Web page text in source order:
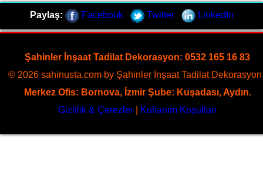
Dekorasyon, zeminlerinizi sanat eseri gibi işleyen uzman
kadrosuyla Eski Datça bölgesine özel hizmet sunuyor
Sayfaya Git
Paylaş: Facebook Twitter LinkedIn
Şahinler İnşaat Tadilat Dekorasyon: 0532 165 16 83
© 2026 sahinusta.com by Şahinler İnşaat Tadilat
Merkez Ofis: Bornova, İzmir Şube: Kuşadası, Aydın.
Gizlilik & Çerezler
Kullanım Koşulları